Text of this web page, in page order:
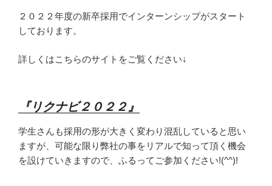
２０２２年度の新卒採用でインターンシップがスタート
しております。
詳しくはこちらのサイトをご覧ください↓
『リクナビ２０２２』
学生さんも採用の形が大きく変わり混乱していると思い
ますが、可能な限り弊社の事をリアルで知って頂く機会
を設けていきますので、ふるってご参加ください!(^^)!